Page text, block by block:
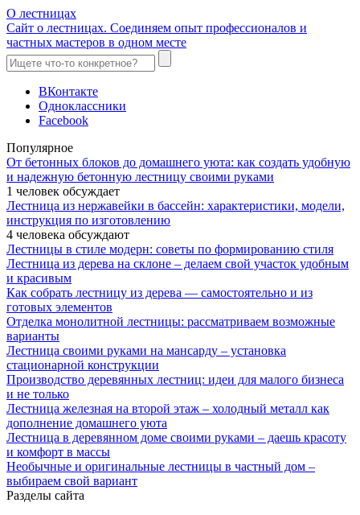
О лестницах
Сайт о лестницах. Соединяем опыт профессионалов и
частных мастеров в одном месте
ВКонтакте
Одноклассники
Facebook
Популярное
От бетонных блоков до домашнего уюта: как создать удобную
и надежную бетонную лестницу своими руками
1 человек обсуждает
Лестница из нержавейки в бассейн: характеристики, модели,
инструкция по изготовлению
4 человека обсуждают
Лестницы в стиле модерн: советы по формированию стиля
Лестница из дерева на склоне – делаем свой участок удобным
и красивым
Как собрать лестницу из дерева — самостоятельно и из
готовых элементов
Отделка монолитной лестницы: рассматриваем возможные
варианты
Лестница своими руками на мансарду – установка
стационарной конструкции
Производство деревянных лестниц: идеи для малого бизнеса
и не только
Лестница железная на второй этаж – холодный металл как
дополнение домашнего уюта
Лестница в деревянном доме своими руками – даешь красоту
и комфорт в массы
Необычные и оригинальные лестницы в частный дом –
выбираем свой вариант
Разделы сайта